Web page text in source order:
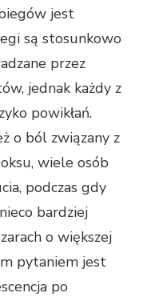
jest
są stosunkowo
przez
jednak każdy z
powikłań.
o ból związany z
wiele osób
podczas gdy
bardziej
o większej
pytaniem jest
po